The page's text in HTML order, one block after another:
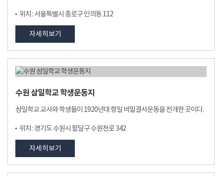
위치 : 서울특별시 종로구 인의동 112
자세히보기
수원 삼일학교 학생운동지
삼일학교 교사와 학생들이 1920년대 항일 비밀결사운동을 전개한 곳이다.
위치 : 경기도 수원시 팔달구 수원천로 342
자세히보기